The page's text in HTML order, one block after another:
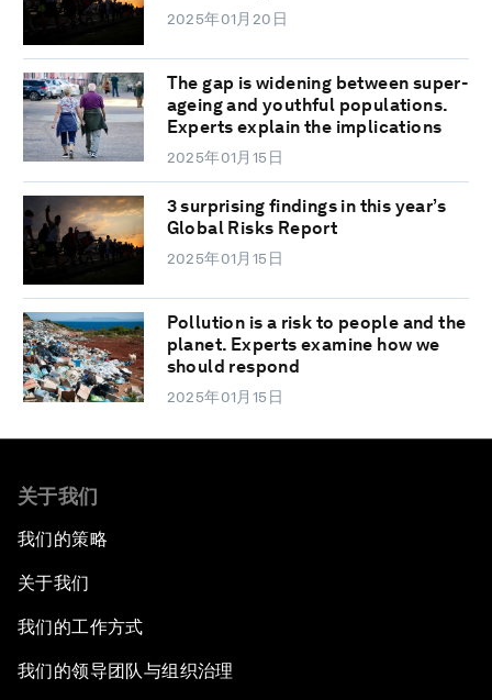
2025年01月20日
The gap is widening between super-
ageing and youthful populations.
Experts explain the implications
2025年01月15日
3 surprising findings in this year’s
Global Risks Report
2025年01月15日
Pollution is a risk to people and the
planet. Experts examine how we
should respond
2025年01月15日
关于我们
我们的策略
关于我们
我们的工作方式
我们的领导团队与组织治理